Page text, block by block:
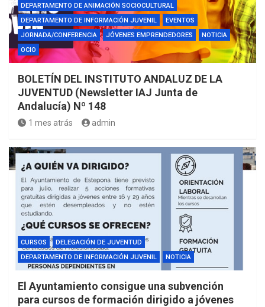
DEPARTAMENTO DE ANIMACIÓN SOCIOCULTURAL
DEPARTAMENTO DE INFORMACIÓN JUVENIL
EVENTOS
JORNADA/CONFERENCIA
JÓVENES EMPRENDEDORES
NOTICIA
OCIO
BOLETÍN DEL INSTITUTO ANDALUZ DE LA
JUVENTUD (Newsletter IAJ Junta de
Andalucía) Nº 148
1 mes atrás admin
CURSOS
DELEGACIÓN DE JUVENTUD
DEPARTAMENTO DE INFORMACIÓN JUVENIL
NOTICIA
El Ayuntamiento consigue una subvención
para cursos de formación dirigido a jóvenes